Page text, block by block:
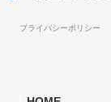
プライバシーポリシー